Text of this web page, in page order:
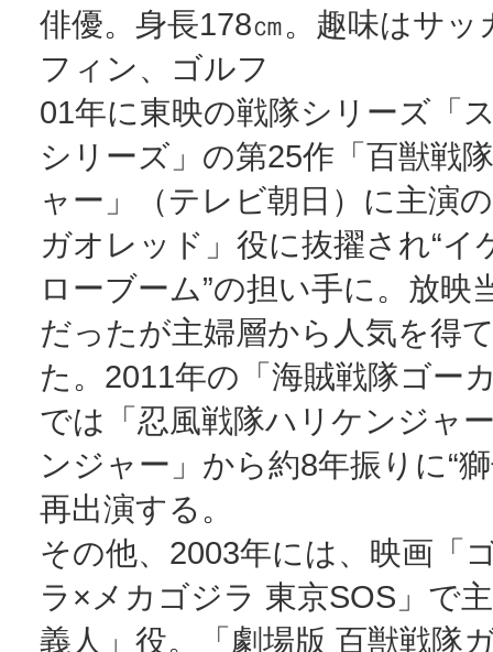
俳優。身長178㎝。趣味はサッ
フィン、ゴルフ
01年に東映の戦隊シリーズ「
シリーズ」の第25作「百獣戦
ャー」（テレビ朝日）に主演
ガオレッド」役に抜擢され“イ
ローブーム”の担い手に。放映
だったが主婦層から人気を得
た。2011年の「海賊戦隊ゴー
では「忍風戦隊ハリケンジャ
ンジャー」から約8年振りに“
再出演する。
その他、2003年には、映画「
ラ×メカゴジラ 東京SOS」で
義人」役。「劇場版 百獣戦隊